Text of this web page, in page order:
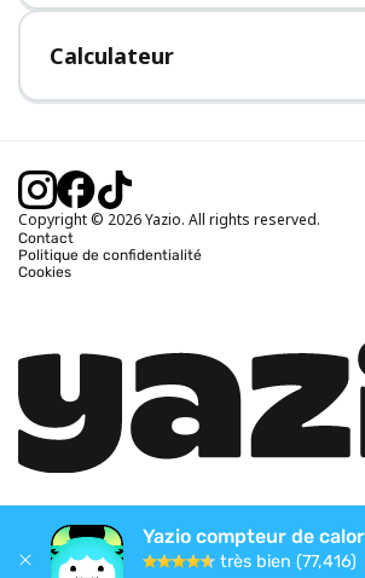
Centre d'aide
Calculateur
Calcul IMC
Calcul poids idéal
Calcul calories brûlées
Copyright © 2026 Yazio. All rights reserved.
Contact
Politique de confidentialité
Cookies
Yazio compteur de
très bien (77,416)